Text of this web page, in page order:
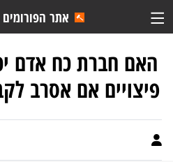
אתר
האם חברת כח אדם
פיצויים אם אסרב